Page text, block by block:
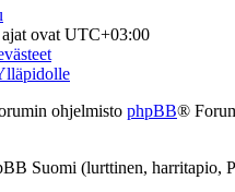
ovat UTC+03:00
ohjelmisto phpBB®
Suomi (lurttinen, harritapio,